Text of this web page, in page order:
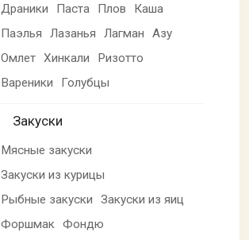
Драники
Паста Плов
Каша
Паэлья
Лазанья Лагман
Азу
Омлет Хинкали
Ризотто
Вареники
Голубцы
Закуски
Мясные закуски
Закуски из курицы
Рыбные закуски
Закуски из яиц
Форшмак Фондю